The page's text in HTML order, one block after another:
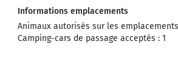
Informations emplacements
Animaux autorisés sur les emplacements
Camping-cars de passage acceptés : 1